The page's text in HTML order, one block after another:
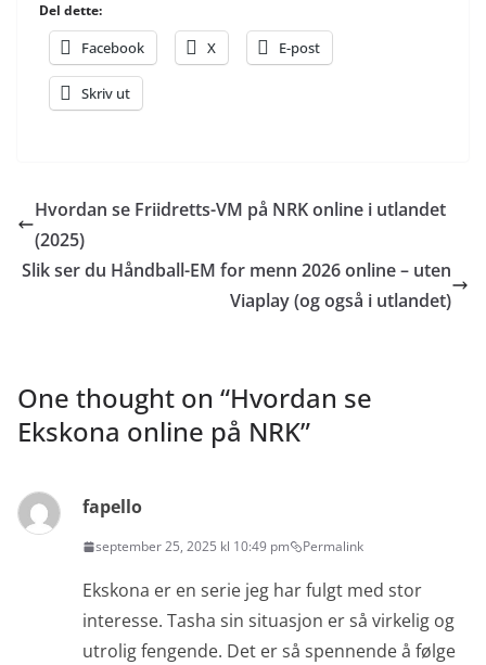
Del dette:
Facebook X E-post
Skriv ut
Hvordan se Friidretts-VM på NRK online i utlandet
(2025)
Slik ser du Håndball-EM for menn 2026 online – uten
Viaplay (og også i utlandet)
One thought on “Hvordan se
Ekskona online på NRK”
fapello
september 25, 2025 kl 10:49 pm Permalink
Ekskona er en serie jeg har fulgt med stor
interesse. Tasha sin situasjon er så virkelig og
utrolig fengende. Det er så spennende å følge